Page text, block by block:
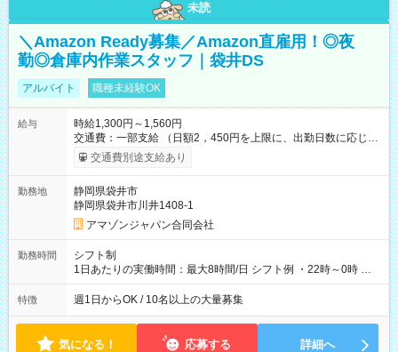
未読
＼Amazon Ready募集／Amazon直雇用！◎夜
勤◎倉庫内作業スタッフ｜袋井DS
アルバイト 職種未経験OK
給与
時給1,300円～1,560円
交通費：一部支給 （日額2，450円を上限に、出勤日数に応じて
実費支給） ※22:00～翌5:00までは時給25%UP！ ■給与前払い
制度あり ※前払い額の上限あり、手数料無料（Amazon負担）
交通費別途支給あり
勤務地
静岡県袋井市
静岡県袋井市川井1408-1
アマゾンジャパン合同会社
勤務時間
シフト制
1日あたりの実働時間：最大8時間/日 シフト例 ・22時～0時 入
社後、就業可能シフトをご確認の上、申請してください。
特徴 週1日からOK / 10名以上の大量募集
気になる！ 応募する 詳細へ